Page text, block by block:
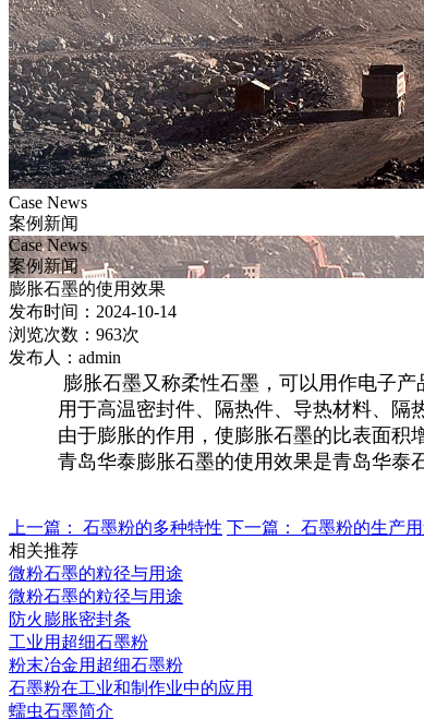
Case News
案例新闻
Case News
案例新闻
膨胀石墨的使用效果
发布时间：2024-10-14
浏览次数：963次
发布人：admin
膨胀石墨又称柔性石墨，可以用作电子产品
用于高温密封件、隔热件、导热材料、隔热
由于膨胀的作用，使膨胀石墨的比表面积增
青岛华泰膨胀石墨的使用效果是青岛华泰石
上一篇： 石墨粉的多种特性 下一篇：
石墨粉的生产
相关推荐
微粉石墨的粒径与用途
微粉石墨的粒径与用途
防火膨胀密封条
工业用超细石墨粉
粉末冶金用超细石墨粉
石墨粉在工业和制作业中的应用
蠕虫石墨简介